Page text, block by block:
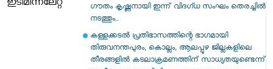
ഗൗതം കൃഷ്ണനായി ഇന്ന് വിദഗ്ധ സംഘം തെരച്ചിൽ
നടത്തും..
കള്ളക്കടൽ പ്രതിഭാസത്തിന്റെ ഭാഗമായി
തിരുവനന്തപുരം, കൊല്ലം, ആലപ്പുഴ ജില്ലകളിലെ
തീരങ്ങളിൽ കടലാക്രമണത്തിന് സാധ്യതയുണ്ടെന്ന്
ഇടിമിന്നലേറ്റ്